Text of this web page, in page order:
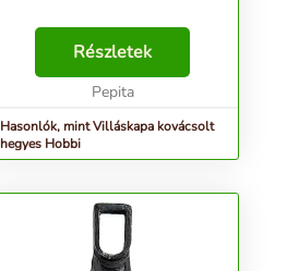
Részletek
Pepita
Hasonlók, mint Villáskapa kovácsolt
hegyes Hobbi